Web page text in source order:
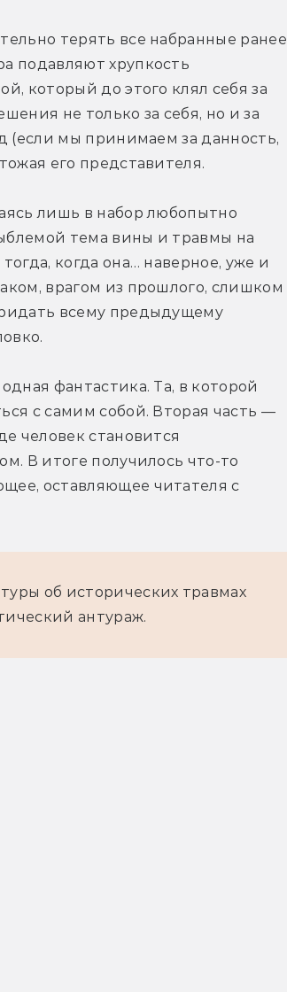
терять все набранные ранее
подавляют хрупкость
который до этого клял себя за
не только за себя, но и за
(если мы принимаем за данность,
его представителя.
лишь в набор любопытно
тема вины и травмы на
когда она… наверное, уже и
врагом из прошлого, слишком
всему предыдущему
фантастика. Та, в которой
с самим собой. Вторая часть —
человек становится
В итоге получилось что-то
оставляющее читателя с
об исторических травмах
антураж.